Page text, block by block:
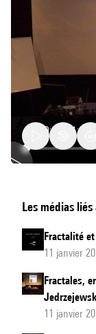
Fractale
Connaissances
Objectives
"Sentiments"
Les médias
Fractalité
11 janvier
Fractales,
11 janvier